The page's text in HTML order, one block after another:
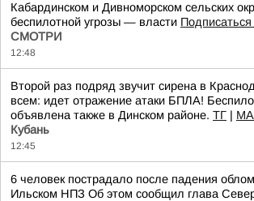
Кабардинском и Дивноморском сельских
беспилотной угрозы — власти
СМОТРИ
12:48
Второй раз подряд звучит сирена в
всем: идет отражение атаки БПЛА!
объявлена также в Динском районе. TГ |
Кубань
12:45
6 человек пострадало после падения
Ильском НПЗ Об этом сообщил глава